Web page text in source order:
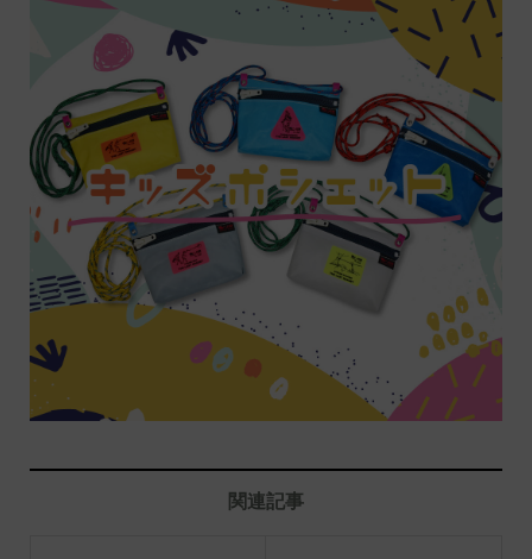
関連記事